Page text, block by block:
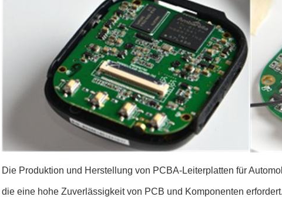
Die Produktion und Herstellung von PCBA-Leiterplatten für
die eine hohe Zuverlässigkeit von PCB und Komponenten